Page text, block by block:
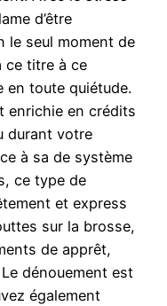
d’être
le seul moment de
ce titre à ce
en toute quiétude.
enrichie en crédits
durant votre
à sa de système
ce type de
et express
sur la brosse,
de apprêt,
dénouement est
également